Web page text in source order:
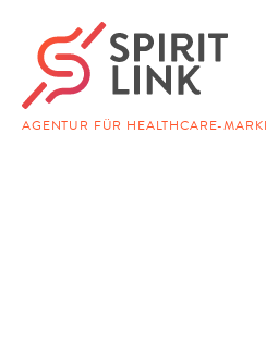
AGENTUR FÜR HEALTHCARE-